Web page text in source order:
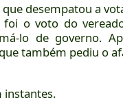
desempatou a
o voto do
lo de governo.
também pediu o
instantes.